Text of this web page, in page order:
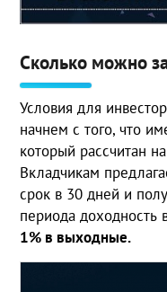
Сколько можно
Условия для
начнем с того, что
который рассчитан
Вкладчикам
срок в 30 дней и
периода доходность
1% в выходные.